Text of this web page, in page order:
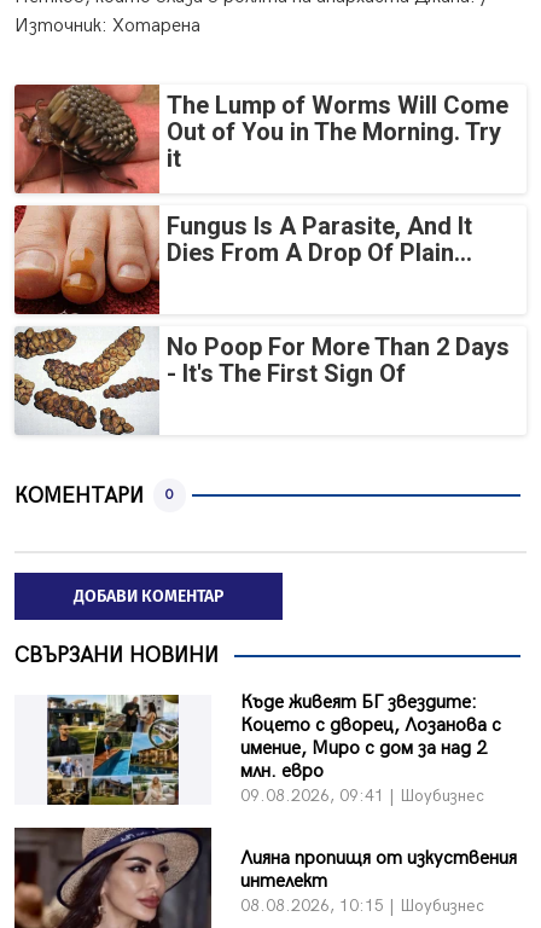
Източник: Хотарена
The Lump of Worms Will Come
Out of You in The Morning. Try
it
Fungus Is A Parasite, And It
Dies From A Drop Of Plain...
No Poop For More Than 2 Days
- It's The First Sign Of
КОМЕНТАРИ 0
ДОБАВИ КОМЕНТАР
СВЪРЗАНИ НОВИНИ
Къде живеят БГ звездите:
Коцето с дворец, Лозанова с
имение, Миро с дом за над 2
млн. евро
09.08.2026, 09:41 | Шоубизнес
Лияна пропищя от изкуствения
интелект
08.08.2026, 10:15 | Шоубизнес